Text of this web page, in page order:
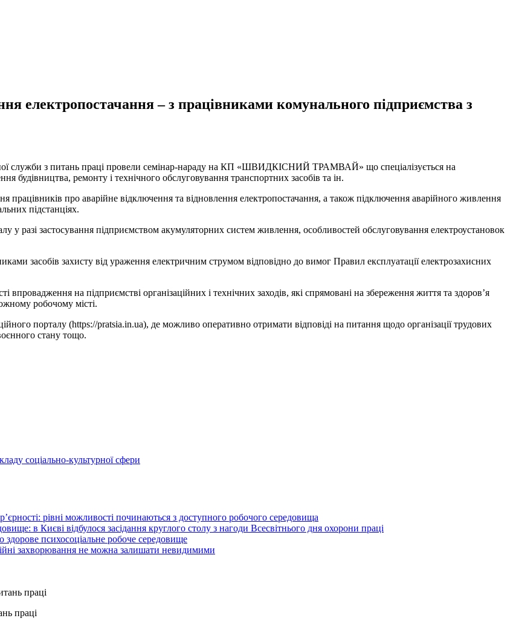
електропостачання – з працівниками комунального підприємства з
служби з питань праці провели семінар-нараду на КП «ШВИДКІСНИЙ ТРАМВАЙ» що спеціалізується на
будівництва, ремонту і технічного обслуговування транспортних засобів та ін.
працівників про аварійне відключення та відновлення електропостачання, а також підключення аварійного живлення
підстанціях.
у разі застосування підприємством акумуляторних систем живлення, особливостей обслуговування електроустановок
засобів захисту від ураження електричним струмом відповідно до вимог Правил експлуатації електрозахисних
впровадження на підприємстві організаційних і технічних заходів, які спрямовані на збереження життя та здоров’я
робочому місті.
порталу (https://pratsia.in.ua), де можливо оперативно отримати відповіді на питання щодо організації трудових
стану тощо.
соціально-культурної сфери
рівні можливості починаються з доступного робочого середовища
в Києві відбулося засідання круглого столу з нагоди Всесвітнього дня охорони праці
психосоціальне робоче середовище
захворювання не можна залишати невидимими
праці